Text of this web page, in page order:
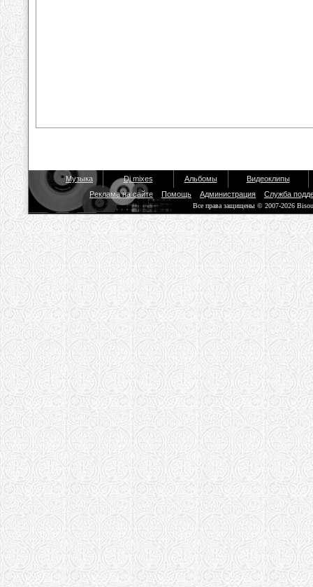
Музыка Dj mixes Альбомы
Видеоклипы
Реклама на сайте
Помощь Администрация Служба
Все права защищены © 2007-2026